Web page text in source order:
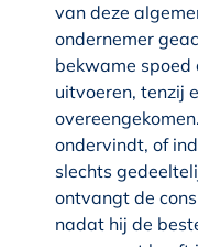
van deze
ondernemer
bekwame spoed
uitvoeren, tenzij
ondervindt, of
slechts
ontvangt de
nadat hij de